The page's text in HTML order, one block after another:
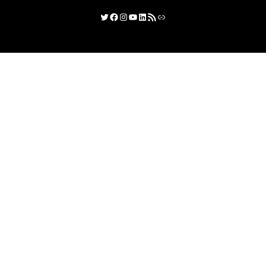
X Facebook
Instagram
YouTube
LinkedIn
RSS 資訊提供連結